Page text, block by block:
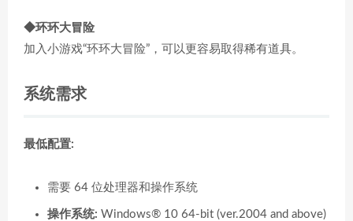
◆环环大冒险
加入小游戏“环环大冒险”，可以更容易取得稀有道具。
系统需求
最低配置:
需要 64 位处理器和操作系统
操作系统: Windows® 10 64-bit (ver.2004 and above)